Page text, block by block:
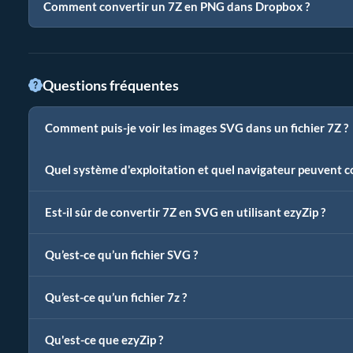
Comment convertir un 7Z en PNG dans Dropbox ?
Questions fréquentes
Comment puis-je voir les images SVG dans un fichier 7Z ?
Quel système d'exploitation et quel navigateur peuvent
Est-il sûr de convertir 7Z en SVG en utilisant ezyZip ?
Qu’est-ce qu’un fichier SVG ?
Qu’est-ce qu’un fichier 7z ?
Qu'est-ce que ezyZip ?